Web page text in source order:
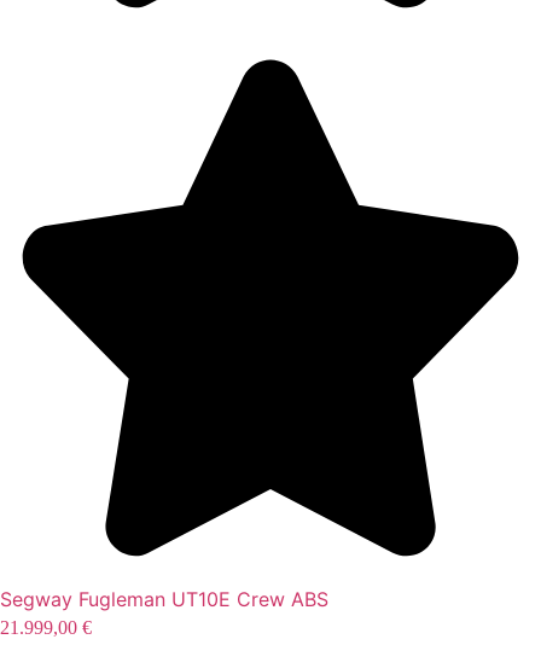
Segway Fugleman UT10E Crew ABS
21.999,00 €